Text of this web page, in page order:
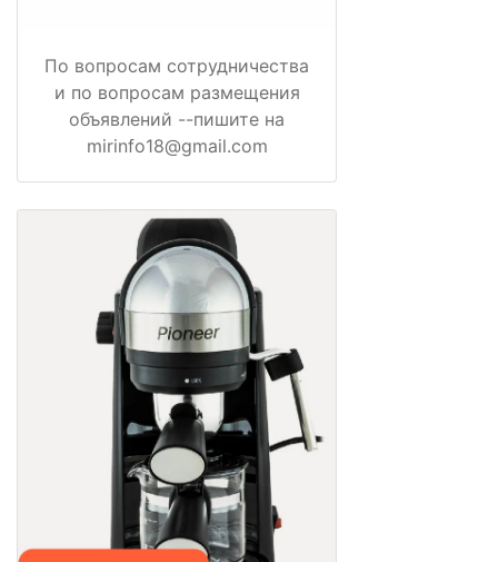
По вопросам сотрудничества
и по вопросам размещения
объявлений --пишите на
mirinfo18@gmail.com